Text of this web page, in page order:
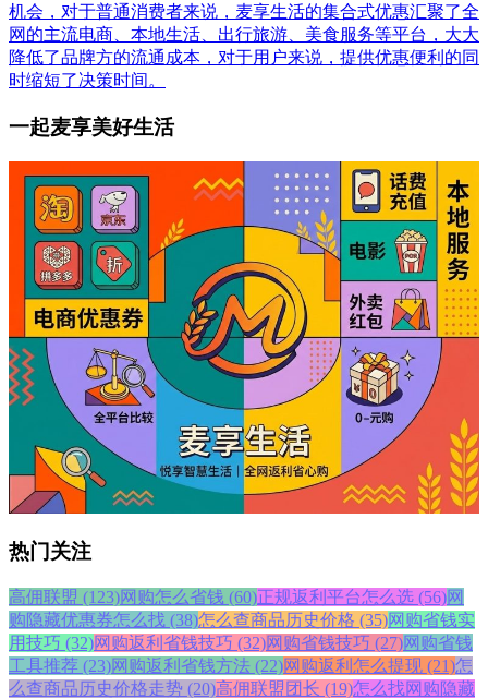
机会，对于普通消费者来说，麦享生活的集合式优惠汇聚了全
网的主流电商、本地生活、出行旅游、美食服务等平台，大大
降低了品牌方的流通成本，对于用户来说，提供优惠便利的同
时缩短了决策时间。
一起麦享美好生活
热门关注
高佣联盟 (123)网购怎么省钱 (60)正规返利平台怎么选 (56)网
购隐藏优惠券怎么找 (38)怎么查商品历史价格 (35)网购省钱实
用技巧 (32)网购返利省钱技巧 (32)网购省钱技巧 (27)网购省钱
工具推荐 (23)网购返利省钱方法 (22)网购返利怎么提现 (21)怎
么查商品历史价格走势 (20)高佣联盟团长 (19)怎么找网购隐藏